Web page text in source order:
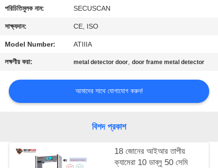
নিয়ন্ত্রণ
যোগাযোগ
করুন
খবর
আবেদন
পরিচিতিমুলক নাম: SECUSCAN
সাক্ষ্যদান: CE, ISO
Model Number: ATIIIA
লক্ষণীয় করা: metal detector door,door frame metal detector
আমাদের সাথে যোগাযোগ করুন!
বিশদ প্রকাশ
18 জোনের আইআর তাপীয়
ক্যামেরা 10 ডাব্লু 50 সেমি